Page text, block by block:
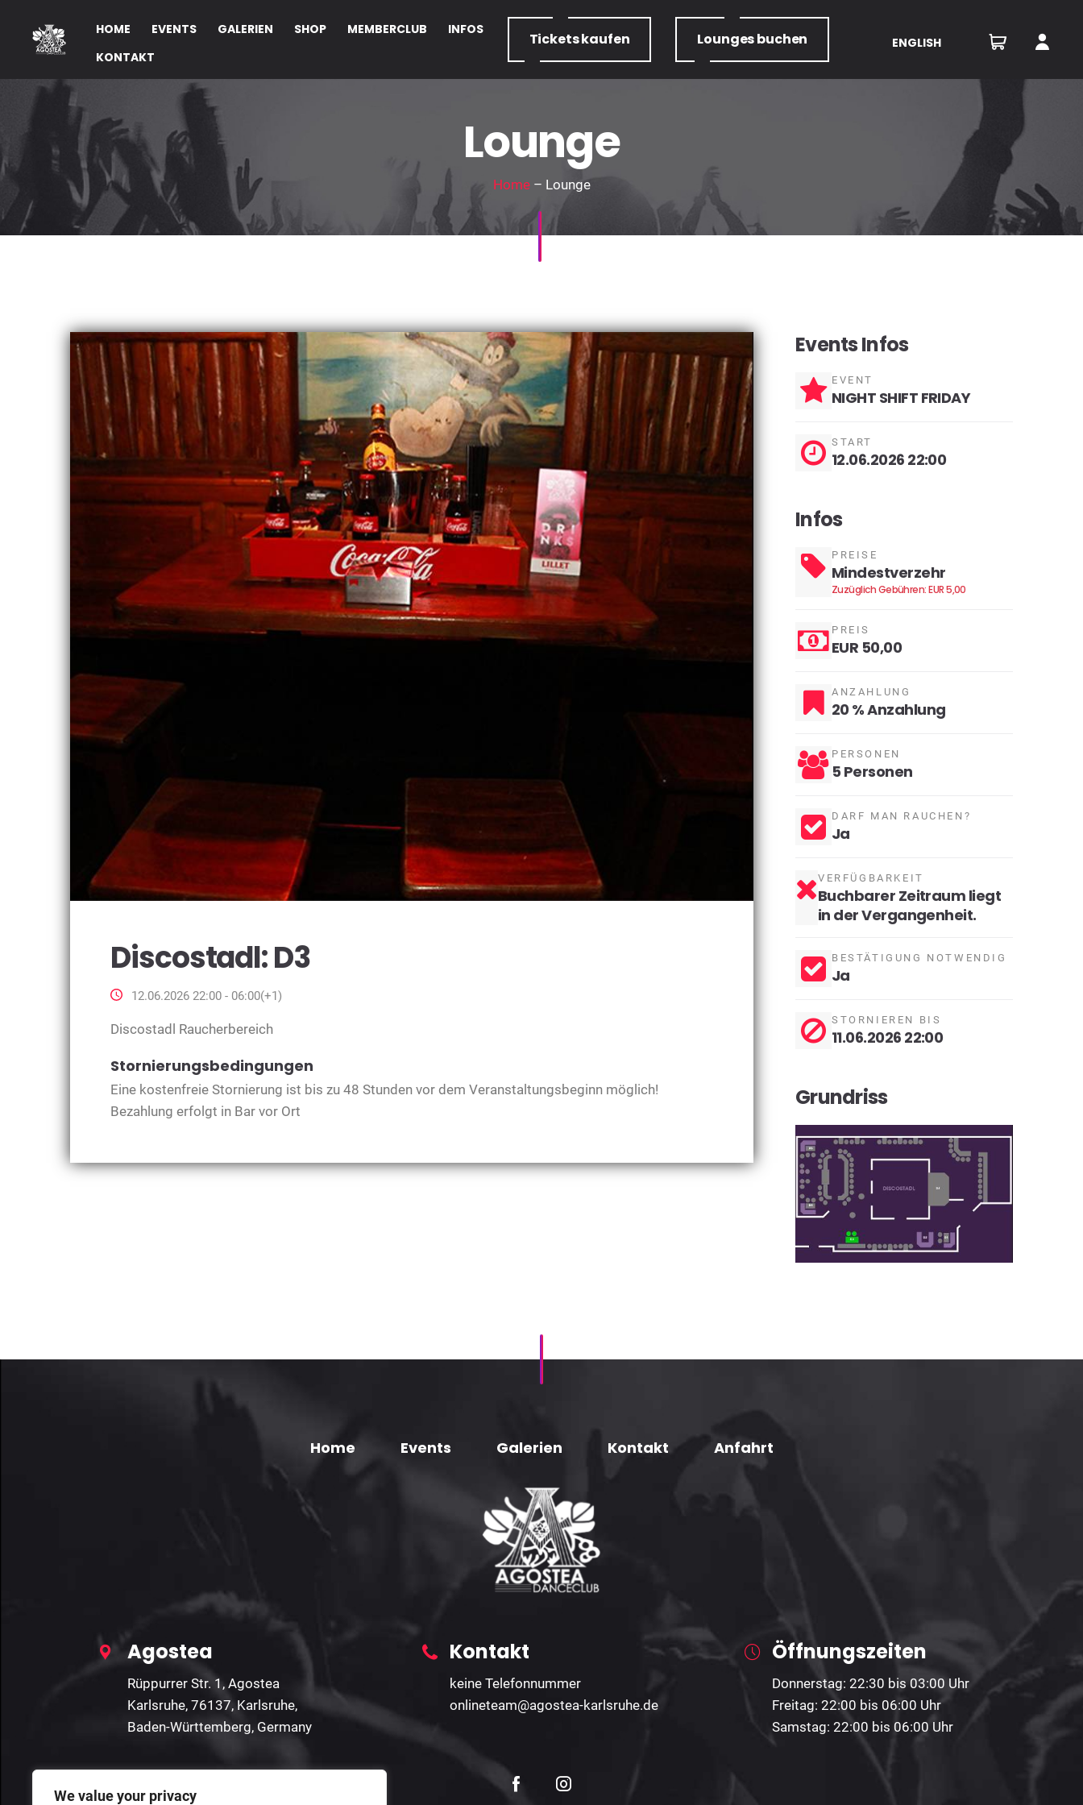
We value your privacy
HOME EVENTS GALERIEN SHOP MEMBERCLUB
INFOS
KONTAKT
Ticketskaufen Loungesbuchen ENGLISH
Lounge
Home– Lounge
Discostadl: D3
12.06.2026 22:00 - 06:00(+1)
Discostadl Raucherbereich
Stornierungsbedingungen
Eine kostenfreie Stornierung ist bis zu 48 Stunden vor dem Veranstaltungsbeginn möglich!
Bezahlung erfolgt in Bar vor Ort
Events Infos
EVENT
NIGHT SHIFT FRIDAY
START
12.06.2026 22:00
Infos
PREISE
Mindestverzehr
Zuzüglich Gebühren: EUR 5,00
PREIS
EUR 50,00
ANZAHLUNG
20 % Anzahlung
PERSONEN
5 Personen
DARF MAN RAUCHEN?
Ja
VERFÜGBARKEIT
Buchbarer Zeitraum liegt
in der Vergangenheit.
BESTÄTIGUNG NOTWENDIG
Ja
STORNIEREN BIS
11.06.2026 22:00
Grundriss
Home Events Galerien Kontakt Anfahrt
Agostea
Rüppurrer Str. 1, Agostea
Karlsruhe, 76137, Karlsruhe,
Baden-Württemberg, Germany
Kontakt
keine Telefonnummer
onlineteam@agostea-karlsruhe.de
Öffnungszeiten
Donnerstag: 22:30 bis 03:00 Uhr
Freitag: 22:00 bis 06:00 Uhr
Samstag: 22:00 bis 06:00 Uhr